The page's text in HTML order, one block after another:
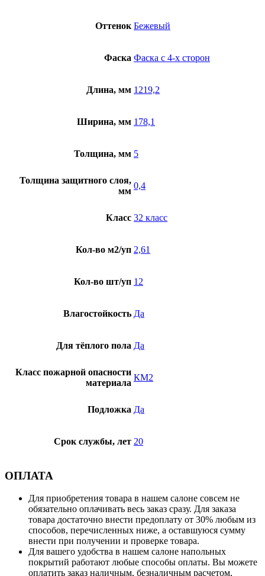
Оттенок Бежевый
Фаска Фаска с 4-х сторон
Длина, мм 1219,2
Ширина, мм 178,1
Толщина, мм 5
Толщина защитного слоя,
мм
0,4
Класс 32 класс
Кол-во м2/уп 2,61
Кол-во шт/уп 12
Влагостойкость Да
Для тёплого пола Да
Класс пожарной опасности
материала
КМ2
Подложка Да
Срок службы, лет 20
ОПЛАТА
Для приобретения товара в нашем салоне совсем не
обязательно оплачивать весь заказ сразу. Для заказа
товара достаточно внести предоплату от 30% любым из
способов, перечисленных ниже, а оставшуюся сумму
внести при получении и проверке товара.
Для вашего удобства в нашем салоне напольных
покрытий работают любые способы оплаты. Вы можете
оплатить заказ наличным, безналичным расчетом,